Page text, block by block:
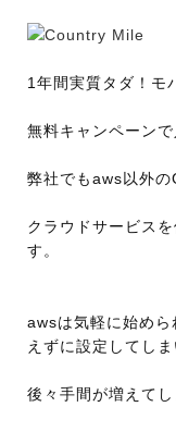
1年間実質タダ！モ
無料キャンペーン
弊社でもaws以外
クラウドサービス
す。
awsは気軽に始め
えずに設定してしま
後々手間が増えて